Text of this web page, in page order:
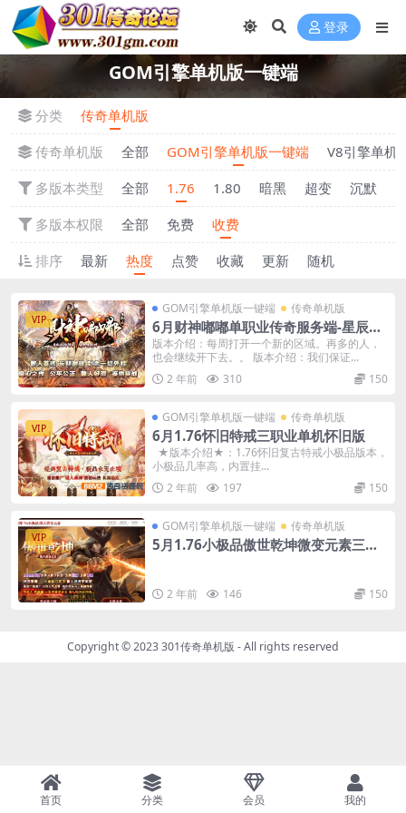
登录
GOM引擎单机版一键端
分类
传奇单机版
传奇单机版
全部 GOM引擎单机版一键端
V8引擎单机
多版本类型
全部 1.76 1.80 暗黑 超变 沉默
多版本权限
全部 免费
收费
排序
最新 热度 点赞 收藏 更新 随机
VIP
GOM引擎单机版一键端 传奇单机版
6月财神嘟嘟单职业传奇服务端-星辰塔-
骰王-附带GM后台
版本介绍：每周打开一个新的区域。再多的人，
也会继续开下去。。 版本介绍：我们保证...
2 年前
310 150
VIP
GOM引擎单机版一键端 传奇单机版
6月1.76怀旧特戒三职业单机怀旧版
★版本介绍★：1.76怀旧复古特戒小极品版本，
小极品几率高，内置挂...
2 年前
197 150
VIP
GOM引擎单机版一键端 传奇单机版
5月1.76小极品傲世乾坤微变元素三职
2 年前 146 150
Copyright © 2023301传奇单机版 - All rights reserved
首页 分类 会员 我的